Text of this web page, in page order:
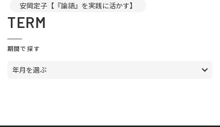
安岡定子【『論語』を実践に活かす】
TERM
期間で探す
年月を選ぶ